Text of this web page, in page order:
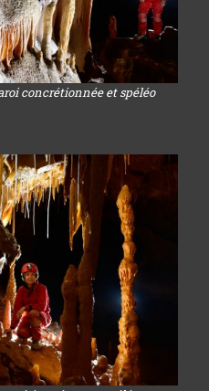
concrétionnée et spéléo